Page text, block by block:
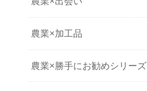
農業×加工品
農業×勝手にお勧めシリーズ